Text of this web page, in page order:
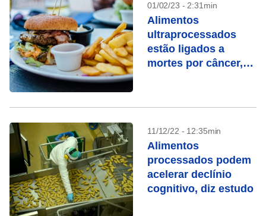
01/02/23 - 2:31min
Alimentos
ultraprocessados ​​
estão ligados a
mortes por câncer,
11/12/22 - 12:35min
Alimentos
processados podem
acelerar declínio
cognitivo, diz estudo